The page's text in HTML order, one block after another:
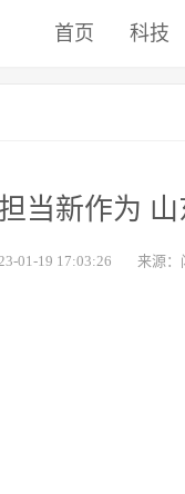
首页 科技
当新作为
01-19 17:03:26 来源：